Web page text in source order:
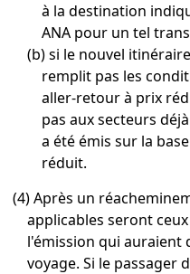
à la destination
ANA pour un tel
(b) si le nouvel
remplit pas les
aller-retour à prix
pas aux secteurs
a été émis sur la
réduit.
(4) Après un
applicables seront
l'émission qui auraient
voyage. Si le passager